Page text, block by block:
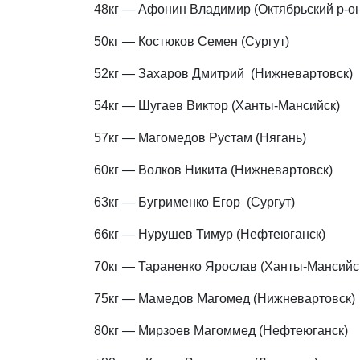
48кг — Афонин Владимир (Октябрьский р-
50кг — Костюков Семен (Сургут)
52кг — Захаров Дмитрий (Нижневартовск)
54кг — Шугаев Виктор (Ханты-Мансийск)
57кг — Магомедов Рустам (Нягань)
60кг — Волков Никита (Нижневартовск)
63кг — Бугрименко Егор (Сургут)
66кг — Нурушев Тимур (Нефтеюганск)
70кг — Тараненко Ярослав (Ханты-
75кг — Мамедов Магомед (Нижневартовск)
80кг — Мирзоев Магоммед (Нефтеюганск)